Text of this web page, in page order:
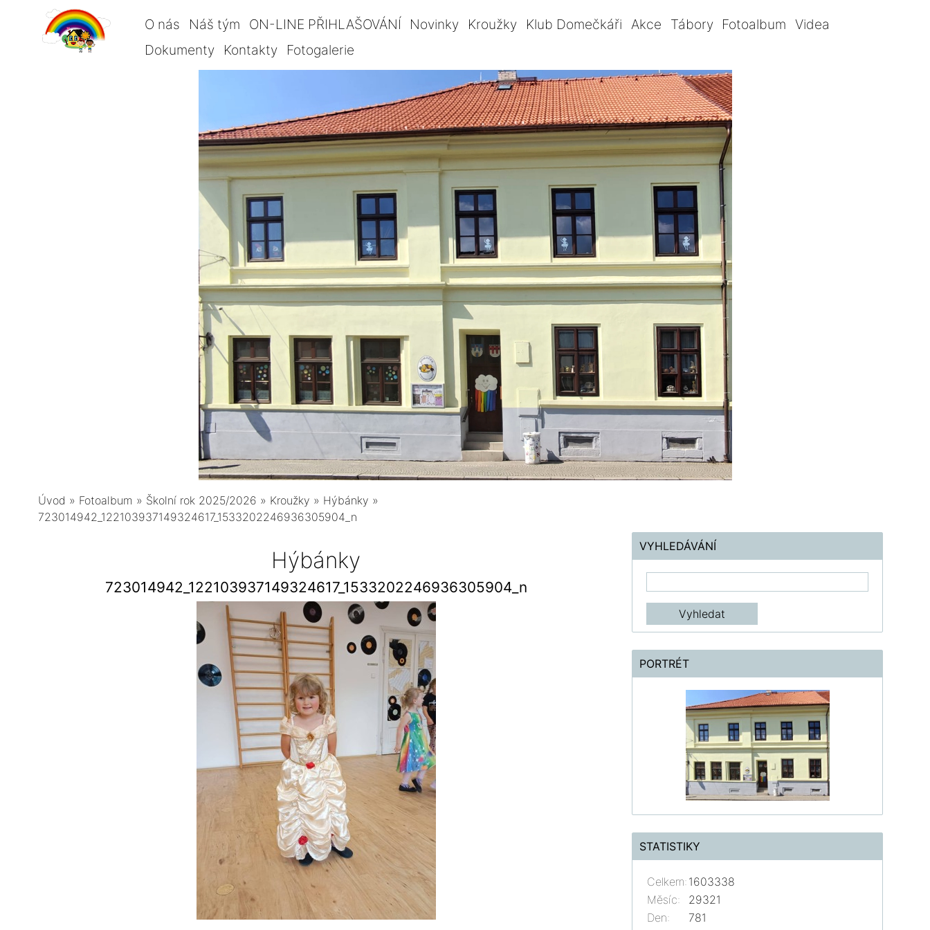
O nás Náš tým ON-LINE PŘIHLAŠOVÁNÍ Novinky Kroužky Klub Domečkáři Akce Tábory Fotoalbum Videa
Dokumenty
Kontakty Fotogalerie
Úvod » Fotoalbum » Školní rok 2025/2026 » Kroužky » Hýbánky »
723014942_122103937149324617_1533202246936305904_n
Hýbánky
723014942_122103937149324617_1533202246936305904_n
VYHLEDÁVÁNÍ
PORTRÉT
STATISTIKY
Celkem: 1603338
Měsíc:
29321
Den:
781